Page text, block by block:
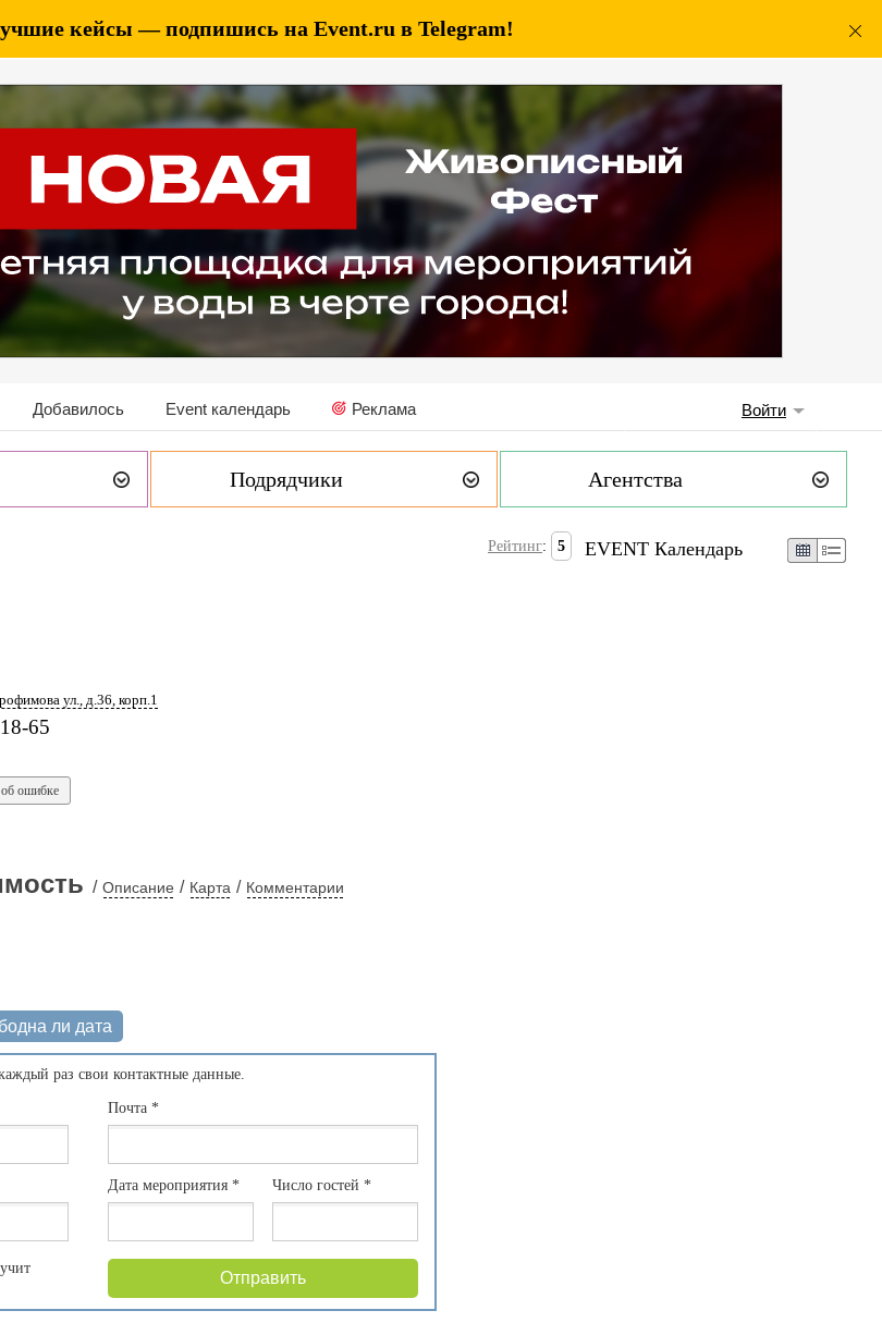
кейсы — подпишись на Event.ru в Telegram!
Добавилось Event календарь Реклама Войти
Подрядчики Агентства
Рейтинг: 5
ул., д.36, корп.1
65
ошибке
/ Описание / Карта / Комментарии
ли дата
раз свои контактные данные.
Почта*
Дата мероприятия* Число гостей*
Отправить
EVENT Календарь